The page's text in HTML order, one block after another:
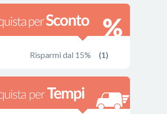
Risparmi dal 15% (1)